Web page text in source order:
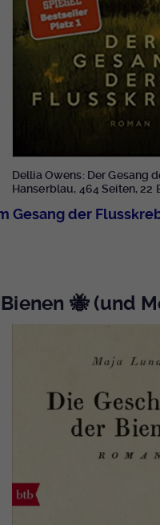
Dellia Owens: Der Gesang
Hanserblau, 464 Seiten, 22
Gesang der
🐝 (und